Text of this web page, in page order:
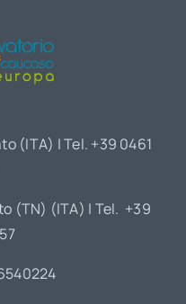
(ITA) | Tel. +39 0461
(TN) (ITA) | Tel. +39